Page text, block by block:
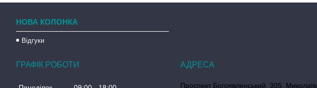
НОВА КОЛОНКА
Відгуки
ГРАФІК РОБОТИ
Проспект Богоявленський, 305, Миколаїв,